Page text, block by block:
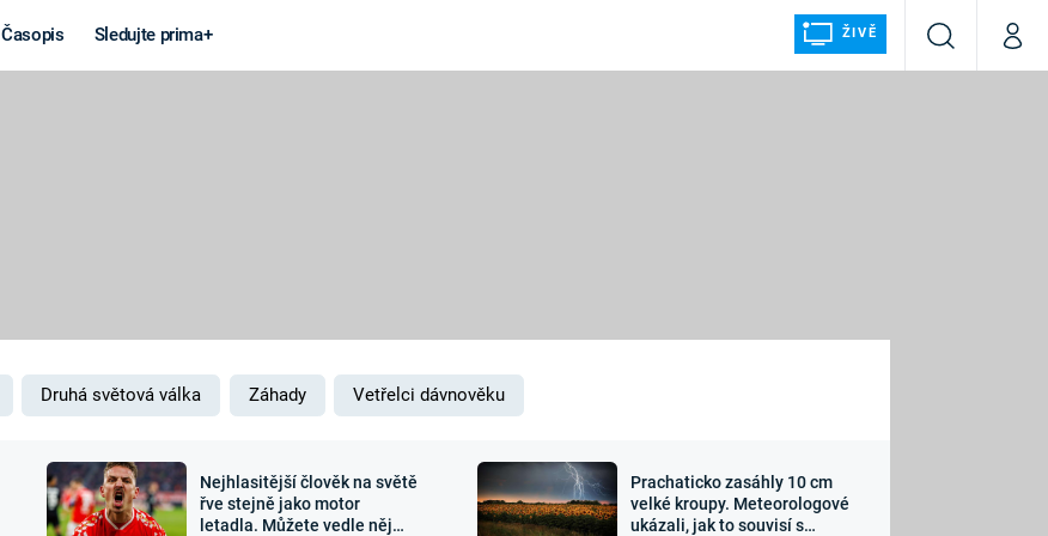
Časopis Sledujte prima+ ŽIVĚ
VyhledáváníMůj
MARS
Záhady a
Zajímavosti Sledujte nás
Druhá světová válka Záhady Vetřelci dávnověku
Nejhlasitější člověk na světě
řve stejně jako motor
letadla. Můžete vedle něj
Prachaticko zasáhly 10 cm
velké kroupy. Meteorologové
ukázali, jak to souvisí s